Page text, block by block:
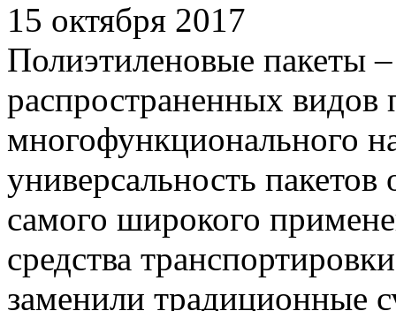
15 октября 2017
Полиэтиленовые пакеты
распространенных видов
многофункционального
универсальность пакетов
самого широкого
средства
заменили традиционные